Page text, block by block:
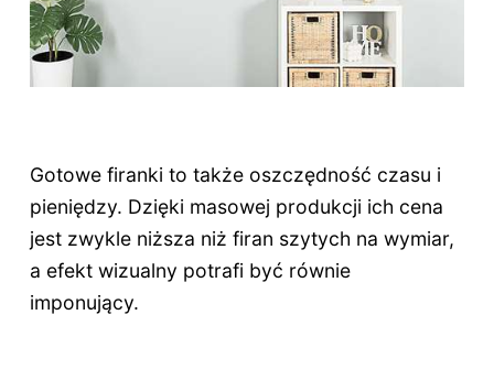
Gotowe firanki to także oszczędność czasu i
pieniędzy. Dzięki masowej produkcji ich cena
jest zwykle niższa niż firan szytych na wymiar,
a efekt wizualny potrafi być równie
imponujący.